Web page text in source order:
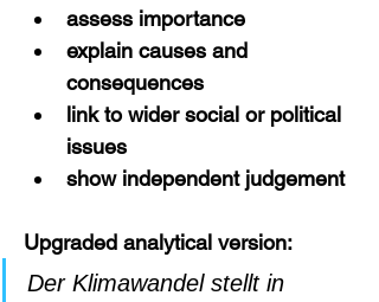
assess importance
explain causes and
consequences
link to wider social or political
issues
show independent judgement
Upgraded analytical version:
Der Klimawandel stellt in